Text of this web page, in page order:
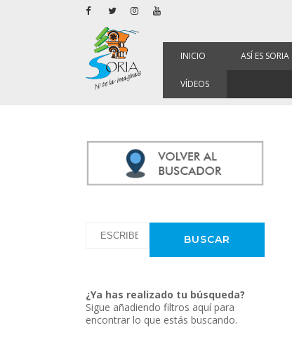
INICIO ASÍ ES SORIA
VÍDEOS
¿Ya has realizado tu búsqueda?
Sigue añadiendo filtros aquí para
encontrar lo que estás buscando.